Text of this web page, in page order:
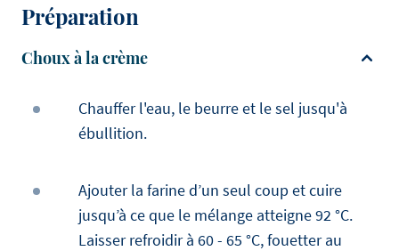
Préparation
Choux à la crème
Chauffer l'eau, le beurre et le sel jusqu'à
ébullition.
Ajouter la farine d’un seul coup et cuire
jusqu’à ce que le mélange atteigne 92 °C.
Laisser refroidir à 60 - 65 °C, fouetter au